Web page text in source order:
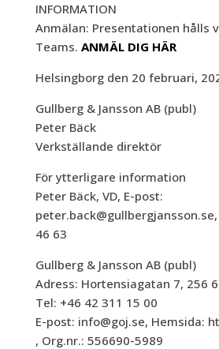
INFORMATION
Anmälan: Presentationen hålls
Teams. ANMÄL DIG HÄR
Helsingborg den 20 februari,
Gullberg & Jansson AB (publ)
Peter Bäck
Verkställande direktör
För ytterligare information
Peter Bäck, VD, E-post:
46 63
Gullberg & Jansson AB (publ)
Adress: Hortensiagatan 7, 256
Tel: +46 42 311 15 00
E-post: info@goj.se, Hemsida:
, Org.nr.: 556690-5989